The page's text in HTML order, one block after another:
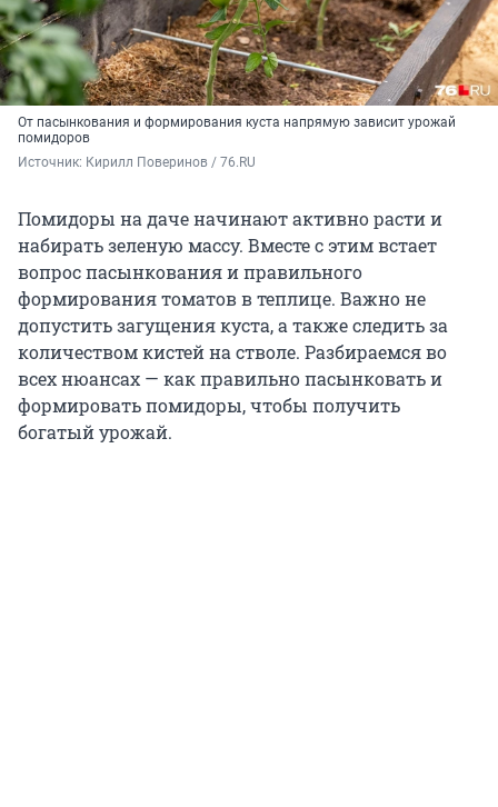
От пасынкования и формирования куста напрямую зависит урожай
помидоров
Источник: Кирилл Поверинов / 76.RU
Помидоры на даче начинают активно расти и
набирать зеленую массу. Вместе с этим встает
вопрос пасынкования и правильного
формирования томатов в теплице. Важно не
допустить загущения куста, а также следить за
количеством кистей на стволе. Разбираемся во
всех нюансах — как правильно пасынковать и
формировать помидоры, чтобы получить
богатый урожай.